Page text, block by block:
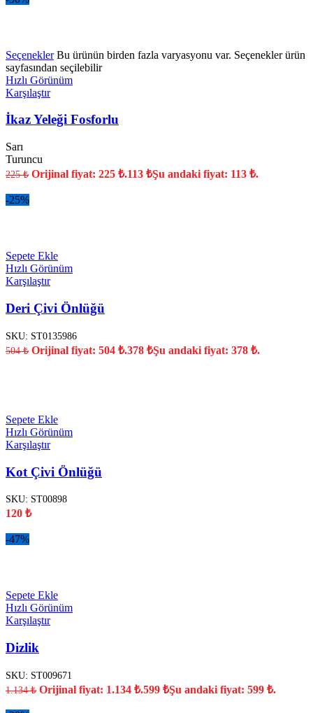
Seçenekler Bu ürünün birden fazla varyasyonu var. Seçenekler ürün
sayfasından seçilebilir
Hızlı Görünüm
Karşılaştır
İkaz Yeleği Fosforlu
Sarı
Turuncu
225₺ Orijinal fiyat: 225 ₺.113 ₺Şu andaki fiyat: 113 ₺.
-25%
Sepete Ekle
Hızlı Görünüm
Karşılaştır
Deri Çivi Önlüğü
SKU: ST0135986
504₺ Orijinal fiyat: 504 ₺.378 ₺Şu andaki fiyat: 378 ₺.
Sepete Ekle
Hızlı Görünüm
Karşılaştır
Kot Çivi Önlüğü
SKU: ST00898
120 ₺
-47%
Sepete Ekle
Hızlı Görünüm
Karşılaştır
Dizlik
SKU: ST009671
1.134₺ Orijinal fiyat: 1.134 ₺.599 ₺Şu andaki fiyat: 599 ₺.